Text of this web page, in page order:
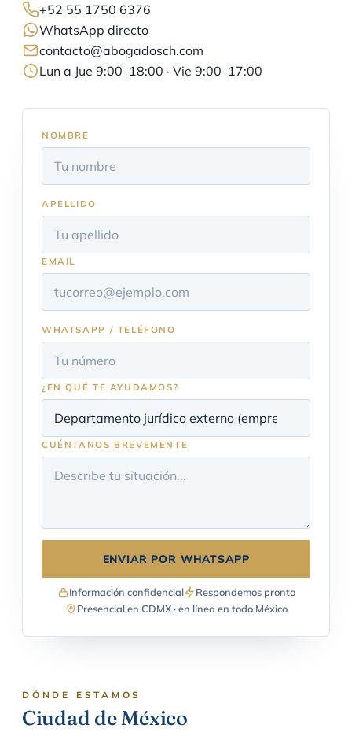
+52 55 1750 6376
WhatsApp directo
contacto@abogadosch.com
Lun a Jue 9:00–18:00 · Vie 9:00–17:00
NOMBRE
APELLIDO
EMAIL
WHATSAPP / TELÉFONO
¿EN QUÉ TE AYUDAMOS?
CUÉNTANOS BREVEMENTE
ENVIAR POR WHATSAPP
Información confidencial
Respondemos pronto
Presencial en CDMX · en línea en todo México
DÓNDE ESTAMOS
Ciudad de México